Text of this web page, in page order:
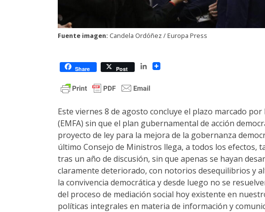
Fuente imagen: Candela Ordóñez / Europa Press
Share Post LinkedIn
Este viernes 8 de agosto concluye el plazo marcado
(EMFA) sin que el plan gubernamental de acción
proyecto de ley para la mejora de la gobernanza
último Consejo de Ministros llega, a todos los efectos,
tras un año de discusión, sin que apenas se hayan
claramente deteriorado, con notorios desequilibrios y
la convivencia democrática y desde luego no se
del proceso de mediación social hoy existente en
políticas integrales en materia de información y